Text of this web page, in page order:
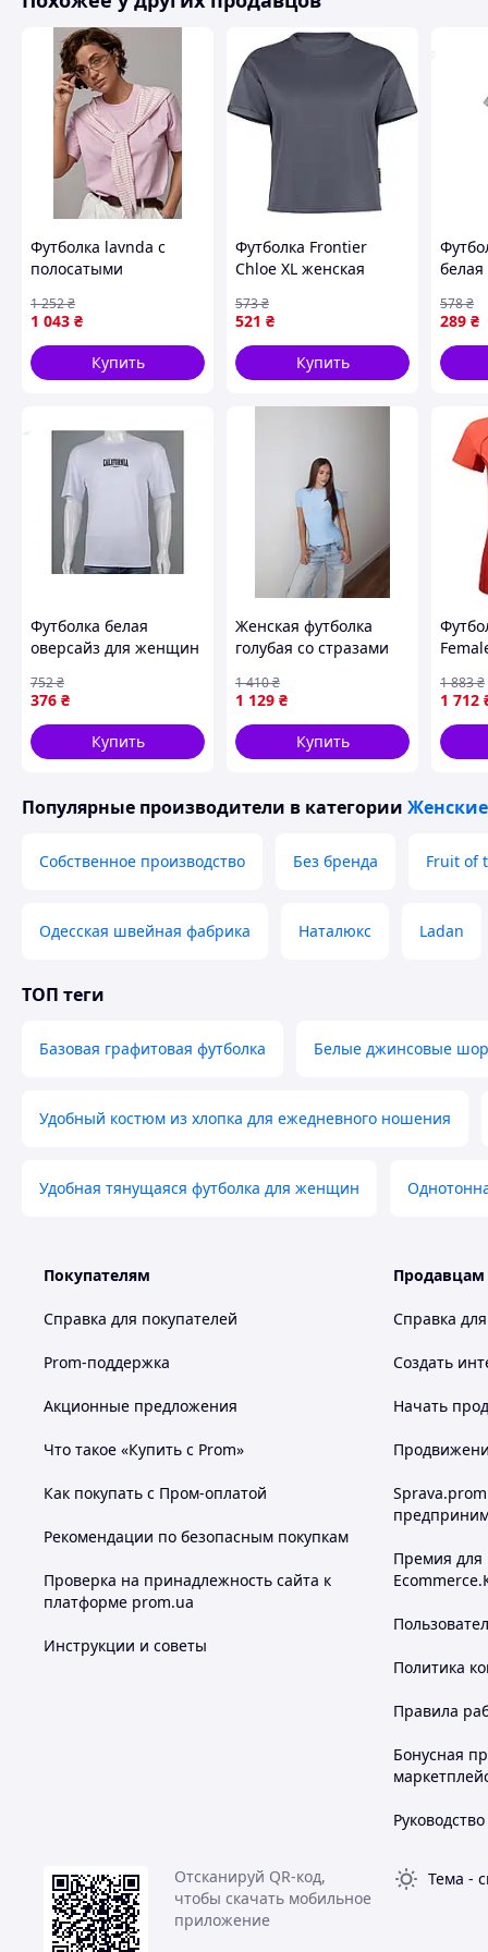
Футболка lavnda с
полосатыми
свободный крой,
удобный материал
1 043 ₴
1 252₴
Купить
Футболка Frontier
Chloe XL женская
521 ₴
573₴
Купить
белая
289 ₴
578₴
Футболка белая
оверсайз для женщин
комфортная для
повседневной носки
376 ₴
752₴
Купить
Женская футболка
голубая со стразами
Жіноча футболка
блакитна з стразами з
мікромаслом
1 129 ₴
1 410₴
Купить
VO
1 712
1 883₴
Популярные производители в категории
Собственное производство Без бренда Fruit of
Одесская швейная фабрика Наталюкс Ladan
ТОП теги
Базовая графитовая футболка Белые джинсовые
Удобный костюм из хлопка для ежедневного ношения
Удобная тянущаяся футболка для женщин
Покупателям
Справка для покупателей
Prom-поддержка
Акционные предложения
Что такое «Купить с Prom»
Как покупать с Пром-оплатой
Рекомендации по безопасным покупкам
Проверка на принадлежность сайта к
платформе prom.ua
Инструкции и советы
Продавцам
Справка
Создать
Начать
Премия для
Политика
Правила
Бонусная
Отсканируй QR-код,
чтобы скачать мобильное
приложение
Тема -